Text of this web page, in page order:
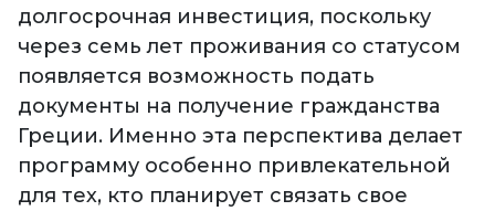
долгосрочная инвестиция, поскольку
через семь лет проживания со статусом
появляется возможность подать
документы на получение гражданства
Греции. Именно эта перспектива делает
программу особенно привлекательной
для тех, кто планирует связать свое